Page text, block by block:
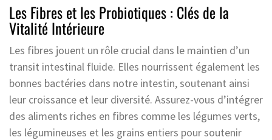
Les Fibres et les Probiotiques : Clés de la
Vitalité Intérieure
Les fibres jouent un rôle crucial dans le maintien d’un
transit intestinal fluide. Elles nourrissent également les
bonnes bactéries dans notre intestin, soutenant ainsi
leur croissance et leur diversité. Assurez-vous d’intégrer
des aliments riches en fibres comme les légumes verts,
les légumineuses et les grains entiers pour soutenir